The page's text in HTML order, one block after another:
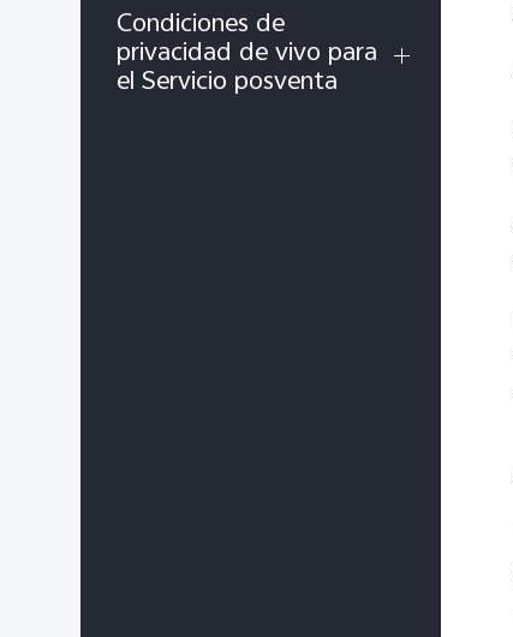
Condiciones de
privacidad de vivo para
el Servicio posventa